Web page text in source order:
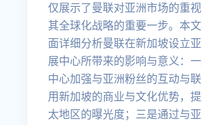
仅展示了曼联对亚洲市场的重
其全球化战略的重要一步。本
面详细分析曼联在新加坡设立
展中心所带来的影响与意义：
中心加强与亚洲粉丝的互动与
用新加坡的商业与文化优势，
太地区的曝光度；三是通过与